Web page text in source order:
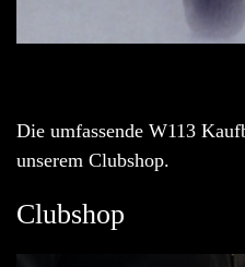
Die umfassende W113
unserem Clubshop.
Clubshop